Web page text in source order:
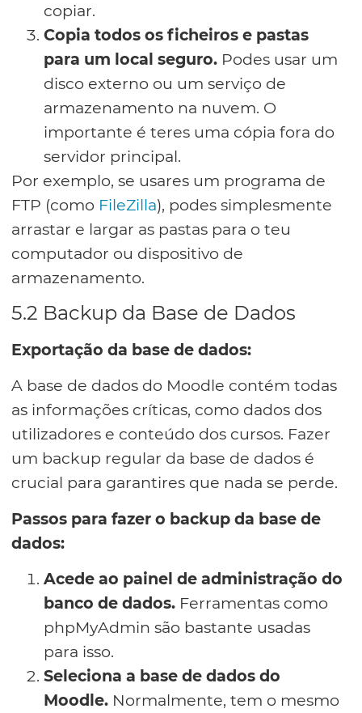
copiar.
Copia todos os ficheiros e pastas
para um local seguro. Podes usar um
disco externo ou um serviço de
armazenamento na nuvem. O
importante é teres uma cópia fora do
servidor principal.
Por exemplo, se usares um programa de
FTP (como FileZilla), podes simplesmente
arrastar e largar as pastas para o teu
computador ou dispositivo de
armazenamento.
5.2 Backup da Base de Dados
Exportação da base de dados:
A base de dados do Moodle contém todas
as informações críticas, como dados dos
utilizadores e conteúdo dos cursos. Fazer
um backup regular da base de dados é
crucial para garantires que nada se perde.
Passos para fazer o backup da base de
dados:
Acede ao painel de administração do
banco de dados. Ferramentas como
phpMyAdmin são bastante usadas
para isso.
Seleciona a base de dados do
Moodle. Normalmente, tem o mesmo